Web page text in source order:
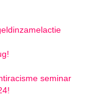
seminar